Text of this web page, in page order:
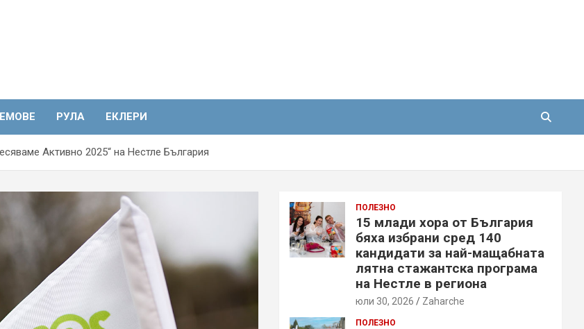
РУЛА ЕКЛЕРИ
Активно 2025“ на Нестле България
ПОЛЕЗНО
15 млади хора от България
бяха избрани сред 140
кандидати за най-мащабната
лятна стажантска програма
на Нестле в региона
юли 30, 2026 Zaharche
ПОЛЕЗНО